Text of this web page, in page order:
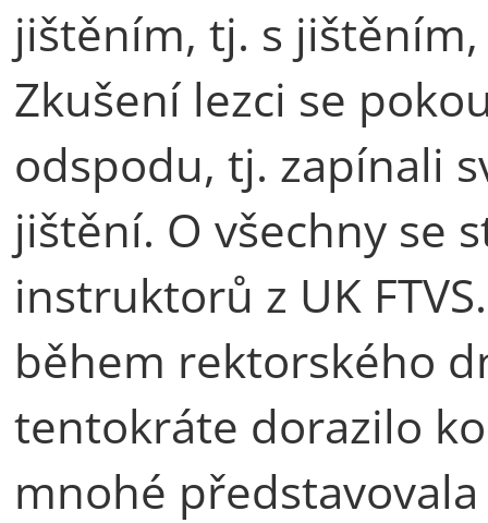
jištěním, tj. s
Zkušení lezci se
odspodu, tj. zapínali
jištění. O všechny se
instruktorů z UK
během rektorského
tentokráte dorazilo
mnohé